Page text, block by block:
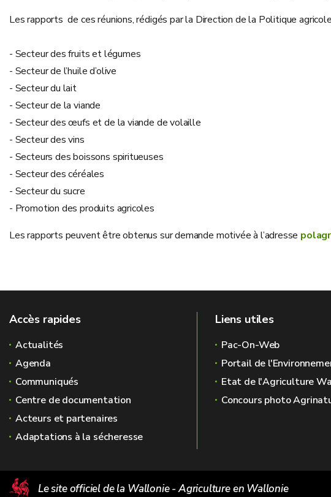
Les rapports de ces réunions, rédigés par la Direction de la Politique
- Secteur des fruits et légumes
- Secteur de l’huile d’olive
- Secteur du lait
- Secteur de la viande
- Secteur des œufs et de la viande de volaille
- Secteur des vins
- Secteurs des boissons spiritueuses
- Secteur des céréales
- Secteur du sucre
- Promotion des produits agricoles
Les rapports peuvent être obtenus sur demande motivée à l’adresse
Accès rapides
Actualités
Agenda
Communiqués
Centre de documentation
Acteurs et partenaires
Adaptations à la sécheresse
Liens utiles
Pac-On-Web
Portail de
Etat de l'Agriculture
Concours photo
Le site officiel de la Wallonie - Agriculture en Wallonie